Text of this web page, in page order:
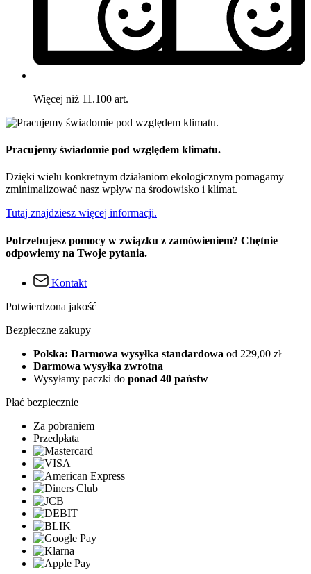
Więcej niż 11.100 art.
Pracujemy świadomie pod względem klimatu.
Dzięki wielu konkretnym działaniom ekologicznym pomagamy
zminimalizować nasz wpływ na środowisko i klimat.
Tutaj znajdziesz więcej informacji.
Potrzebujesz pomocy w związku z zamówieniem? Chętnie
odpowiemy na Twoje pytania.
Kontakt
Potwierdzona jakość
Bezpieczne zakupy
Polska: Darmowa wysyłka standardowa od 229,00 zł
Darmowa wysyłka zwrotna
Wysyłamy paczki do ponad 40 państw
Płać bezpiecznie
Za pobraniem
Przedpłata